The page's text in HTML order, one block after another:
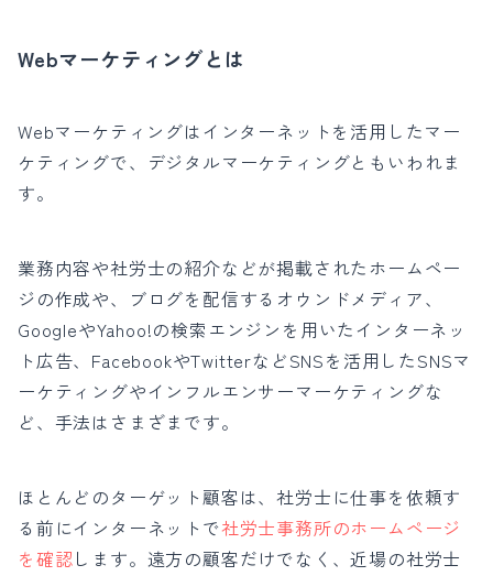
Webマーケティングとは
Webマーケティングはインターネットを活用したマー
ケティングで、デジタルマーケティングともいわれま
す。
業務内容や社労士の紹介などが掲載されたホームペー
ジの作成や、ブログを配信するオウンドメディア、
GoogleやYahoo!の検索エンジンを用いたインターネッ
ト広告、FacebookやTwitterなどSNSを活用したSNSマ
ーケティングやインフルエンサーマーケティングな
ど、手法はさまざまです。
ほとんどのターゲット顧客は、社労士に仕事を依頼す
る前にインターネットで社労士事務所のホームページ
を確認します。遠方の顧客だけでなく、近場の社労士